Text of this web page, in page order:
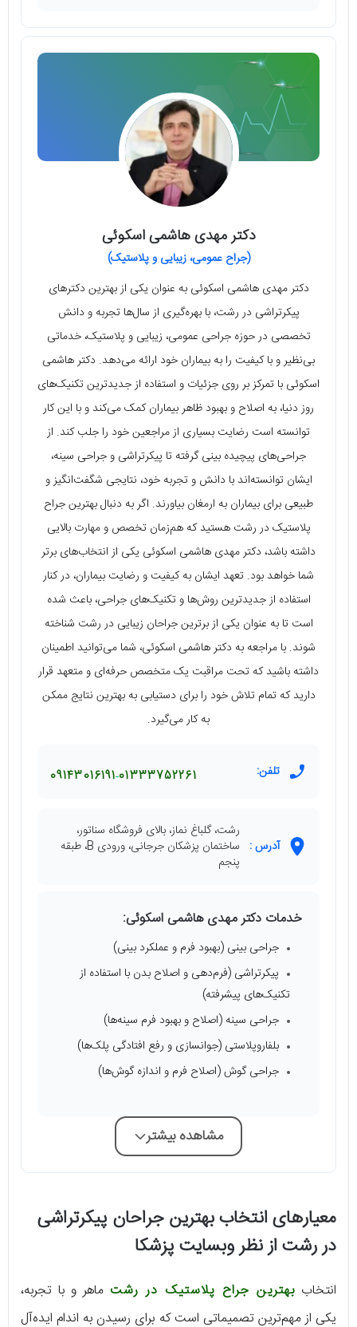
دکتر مهدی هاشمی اسکوئی
(جراح عمومی، زیبایی و پلاستیک)
دکتر مهدی هاشمی اسکوئی به عنوان یکی از بهترین دکترهای
پیکرتراشی در رشت، با بهره‌گیری از سال‌ها تجربه و دانش
تخصصی در حوزه جراحی عمومی، زیبایی و پلاستیک، خدماتی
بی‌نظیر و با کیفیت را به بیماران خود ارائه می‌دهد. دکتر هاشمی
اسکوئی با تمرکز بر روی جزئیات و استفاده از جدیدترین تکنیک‌های
روز دنیا، به اصلاح و بهبود ظاهر بیماران کمک می‌کند و با این کار
توانسته است رضایت بسیاری از مراجعین خود را جلب کند. از
جراحی‌های پیچیده بینی گرفته تا پیکرتراشی و جراحی سینه،
ایشان توانسته‌اند با دانش و تجربه خود، نتایجی شگفت‌انگیز و
طبیعی برای بیماران به ارمغان بیاورند. اگر به دنبال بهترین جراح
پلاستیک در رشت هستید که هم‌زمان تخصص و مهارت بالایی
داشته باشد، دکتر مهدی هاشمی اسکوئی یکی از انتخاب‌های برتر
شما خواهد بود. تعهد ایشان به کیفیت و رضایت بیماران، در کنار
استفاده از جدیدترین روش‌ها و تکنیک‌های جراحی، باعث شده
است تا به عنوان یکی از برترین جراحان زیبایی در رشت شناخته
شوند. با مراجعه به دکتر هاشمی اسکوئی، شما می‌توانید اطمینان
داشته باشید که تحت مراقبت یک متخصص حرفه‌ای و متعهد قرار
دارید که تمام تلاش خود را برای دستیابی به بهترین نتایج ممکن
به کار می‌گیرد.
تلفن: 01333752261
09143016191
آدرس :
رشت، گلباغ نماز، بالای فروشگاه سناتور،
ساختمان پزشکان جرجانی، ورودی B، طبقه
پنجم
خدمات دکتر مهدی هاشمی اسکوئی:
جراحی بینی (بهبود فرم و عملکرد بینی)
پیکرتراشی (فرم‌دهی و اصلاح بدن با استفاده از
تکنیک‌های پیشرفته)
جراحی سینه (اصلاح و بهبود فرم سینه‌ها)
بلفاروپلاستی (جوانسازی و رفع افتادگی پلک‌ها)
جراحی گوش (اصلاح فرم و اندازه گوش‌ها)
مشاهده بیشتر
معیارهای انتخاب بهترین جراحان پیکرتراشی
در رشت از نظر وبسایت پزشکا
انتخاب بهترین جراح پلاستیک در رشت ماهر و با تجربه،
یکی از مهم‌ترین تصمیماتی است که برای رسیدن به اندام ایده‌آل